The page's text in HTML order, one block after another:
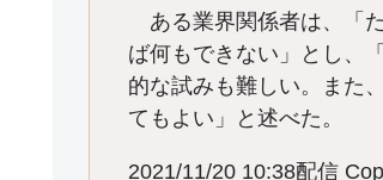
ある業界関係者は、「
ば何もできない」とし、
的な試みも難しい。また
てもよい」と述べた。
2021/11/20 10:38配信